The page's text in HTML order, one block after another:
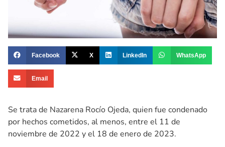
Facebook X LinkedIn WhatsApp
Email
Se trata de Nazarena Rocío Ojeda, quien fue condenado
por hechos cometidos, al menos, entre el 11 de
noviembre de 2022 y el 18 de enero de 2023.